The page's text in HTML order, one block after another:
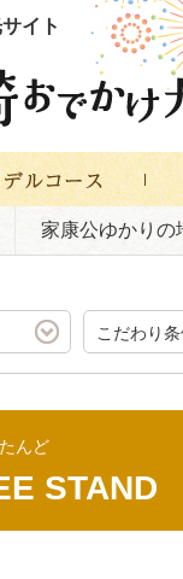
イト
家康公ゆかりの
こだわり
んど
STAND